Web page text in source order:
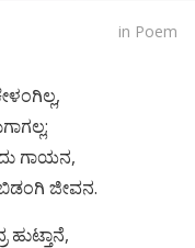
in Poem
ಗಾಯನ,
ಜೀವನ.